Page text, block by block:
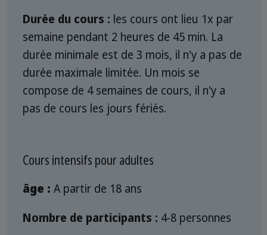
Durée du cours : les cours ont lieu 1x par
semaine pendant 2 heures de 45 min. La
durée minimale est de 3 mois, il n'y a pas de
durée maximale limitée. Un mois se
compose de 4 semaines de cours, il n'y a
pas de cours les jours fériés.
Cours intensifs pour adultes
âge : A partir de 18 ans
Nombre de participants : 4-8 personnes